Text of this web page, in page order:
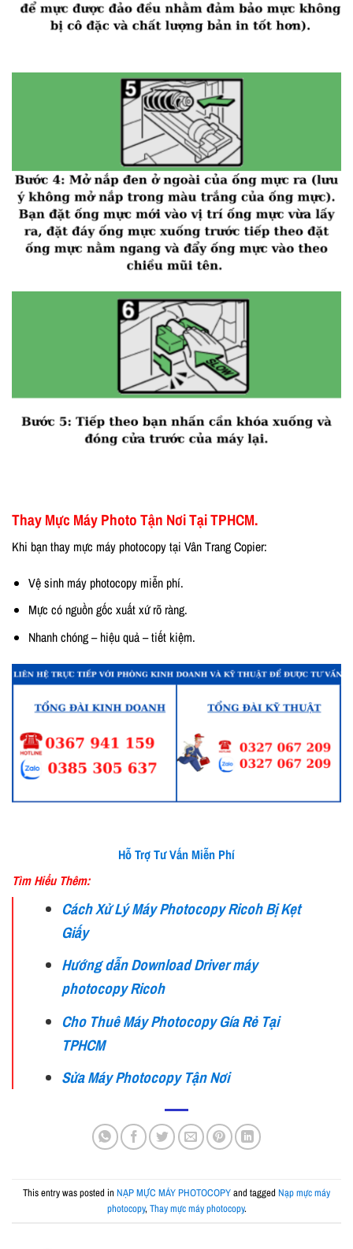
Thay Mực Máy Photo Tận Nơi Tại TPHCM.
Khi bạn thay mực máy photocopy tại Vân Trang Copier:
Vệ sinh máy photocopy miễn phí.
Mực có nguồn gốc xuất xứ rõ ràng.
Nhanh chóng – hiệu quả – tiết kiệm.
Hỗ Trợ Tư Vấn Miễn Phí
Tìm Hiểu Thêm:
Cách Xử Lý Máy Photocopy Ricoh Bị Kẹt
Giấy
Hướng dẫn Download Driver máy
photocopy Ricoh
Cho Thuê Máy Photocopy Gía Rẻ Tại
TPHCM
Sửa Máy Photocopy Tận Nơi
This entry was posted in NẠP MỰC MÁY PHOTOCOPYand tagged Nạp mực máy
photocopy, Thay mực máy photocopy.